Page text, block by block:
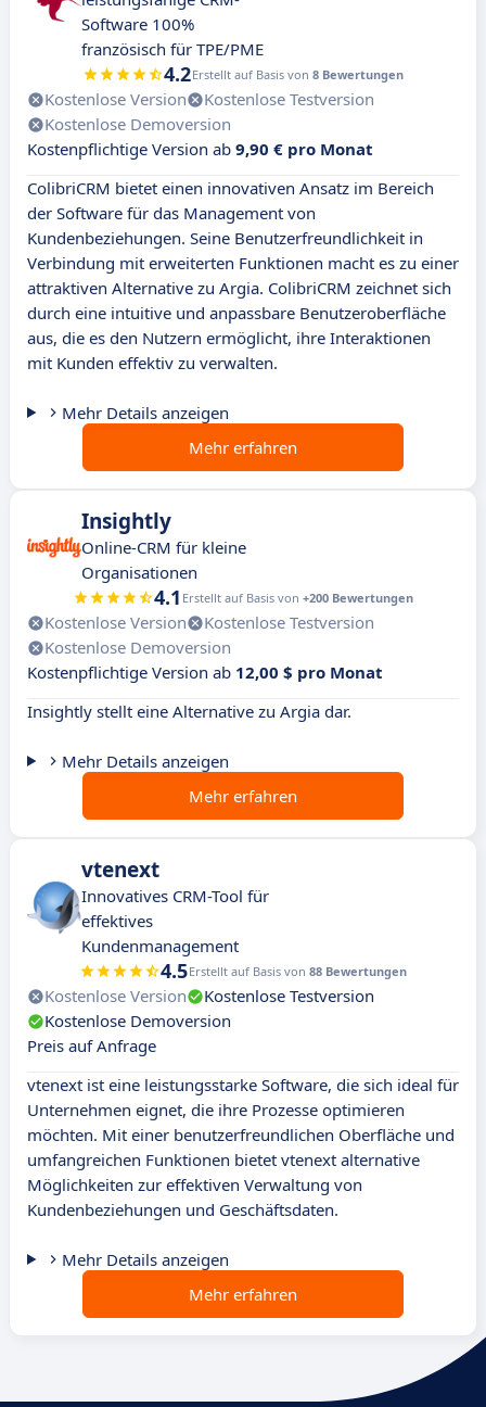
Software 100%
französisch für TPE/PME
4.2Erstellt auf Basis von 8 Bewertungen
Kostenlose Version
Kostenlose Testversion
Kostenlose Demoversion
Kostenpflichtige Version ab 9,90 € pro Monat
ColibriCRM bietet einen innovativen Ansatz im Bereich
der Software für das Management von
Kundenbeziehungen. Seine Benutzerfreundlichkeit in
Verbindung mit erweiterten Funktionen macht es zu einer
attraktiven Alternative zu Argia. ColibriCRM zeichnet sich
durch eine intuitive und anpassbare Benutzeroberfläche
aus, die es den Nutzern ermöglicht, ihre Interaktionen
mit Kunden effektiv zu verwalten.
Mehr Details anzeigen
Mehr erfahren
Insightly
Online-CRM für kleine
Organisationen
4.1 Erstellt auf Basis von +200 Bewertungen
Kostenlose Version
Kostenlose Testversion
Kostenlose Demoversion
Kostenpflichtige Version ab 12,00 $ pro Monat
Insightly stellt eine Alternative zu Argia dar.
Mehr Details anzeigen
Mehr erfahren
vtenext
Innovatives CRM-Tool für
effektives
Kundenmanagement
4.5Erstellt auf Basis von 88 Bewertungen
Kostenlose Version
Kostenlose Testversion
Kostenlose Demoversion
Preis auf Anfrage
vtenext ist eine leistungsstarke Software, die sich ideal für
Unternehmen eignet, die ihre Prozesse optimieren
möchten. Mit einer benutzerfreundlichen Oberfläche und
umfangreichen Funktionen bietet vtenext alternative
Möglichkeiten zur effektiven Verwaltung von
Kundenbeziehungen und Geschäftsdaten.
Mehr Details anzeigen
Mehr erfahren